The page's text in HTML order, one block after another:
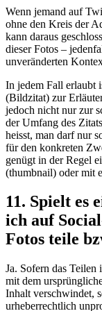
Wenn jemand auf
ohne den Kreis der
kann daraus
dieser Fotos –
unveränderten
In jedem Fall erlaubt
(Bildzitat) zur
jedoch nicht nur zur
der Umfang des
heisst, man darf nur
für den konkreten
genügt in der Regel
(thumbnail) oder mit
11. Spielt es
ich auf
Fotos teile
Ja. Sofern das
mit dem
Inhalt verschwindet,
urheberrechtlich